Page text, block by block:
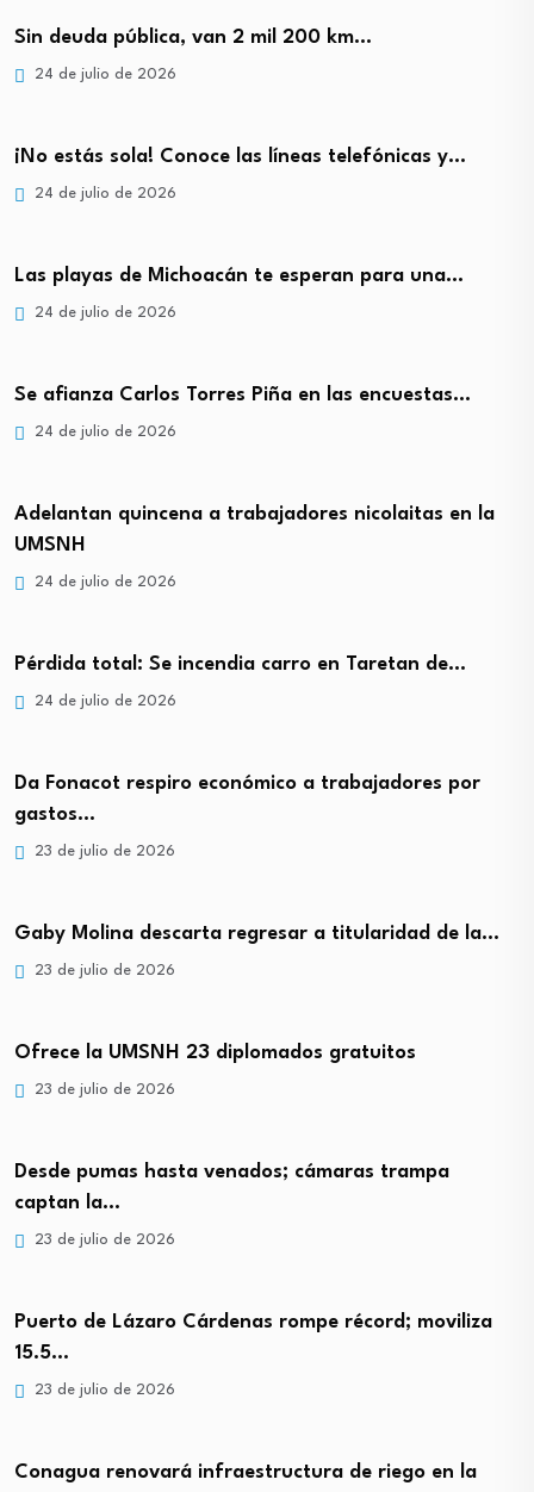
Sin deuda pública, van 2 mil 200 km…
24 de julio de 2026
¡No estás sola! Conoce las líneas telefónicas y…
24 de julio de 2026
Las playas de Michoacán te esperan para una…
24 de julio de 2026
Se afianza Carlos Torres Piña en las encuestas…
24 de julio de 2026
Adelantan quincena a trabajadores nicolaitas en la
UMSNH
24 de julio de 2026
Pérdida total: Se incendia carro en Taretan de…
24 de julio de 2026
Da Fonacot respiro económico a trabajadores por
gastos…
23 de julio de 2026
Gaby Molina descarta regresar a titularidad de la…
23 de julio de 2026
Ofrece la UMSNH 23 diplomados gratuitos
23 de julio de 2026
Desde pumas hasta venados; cámaras trampa
captan la…
23 de julio de 2026
Puerto de Lázaro Cárdenas rompe récord; moviliza
15.5…
23 de julio de 2026
Conagua renovará infraestructura de riego en la